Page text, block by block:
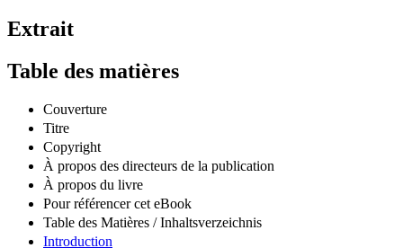
Couverture
Titre
Copyright
À propos des directeurs de la publication
À propos du livre
Pour référencer cet eBook
Table des Matières / Inhaltsverzeichnis